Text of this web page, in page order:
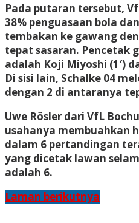
Pada putaran tersebut,
38% penguasaan bola
tembakan ke gawang
tepat sasaran. Pencetak
adalah Koji Miyoshi (1′)
Di sisi lain, Schalke 04
dengan 2 di antaranya
Uwe Rösler dari VfL
usahanya membuahkan
dalam 6 pertandingan
yang dicetak lawan
adalah 6.
Laman berikutnya